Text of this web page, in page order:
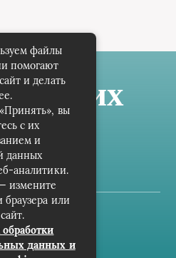
день
сайта
соглашение
файлы
помогают
и делать
вы
с их
и
данных
аналитики.
измените
браузера или
данных и